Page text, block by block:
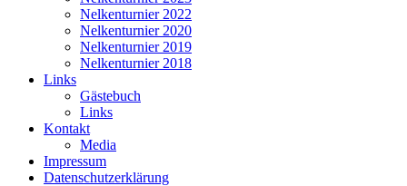
Nelkenturnier 2022
Nelkenturnier 2020
Nelkenturnier 2019
Nelkenturnier 2018
Links
Gästebuch
Links
Kontakt
Media
Impressum
Datenschutzerklärung